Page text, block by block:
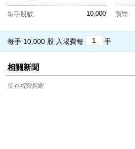
10,000
每手股數 貨幣
每手 10,000 股 入場費每 手
相關新聞
沒有相關新聞